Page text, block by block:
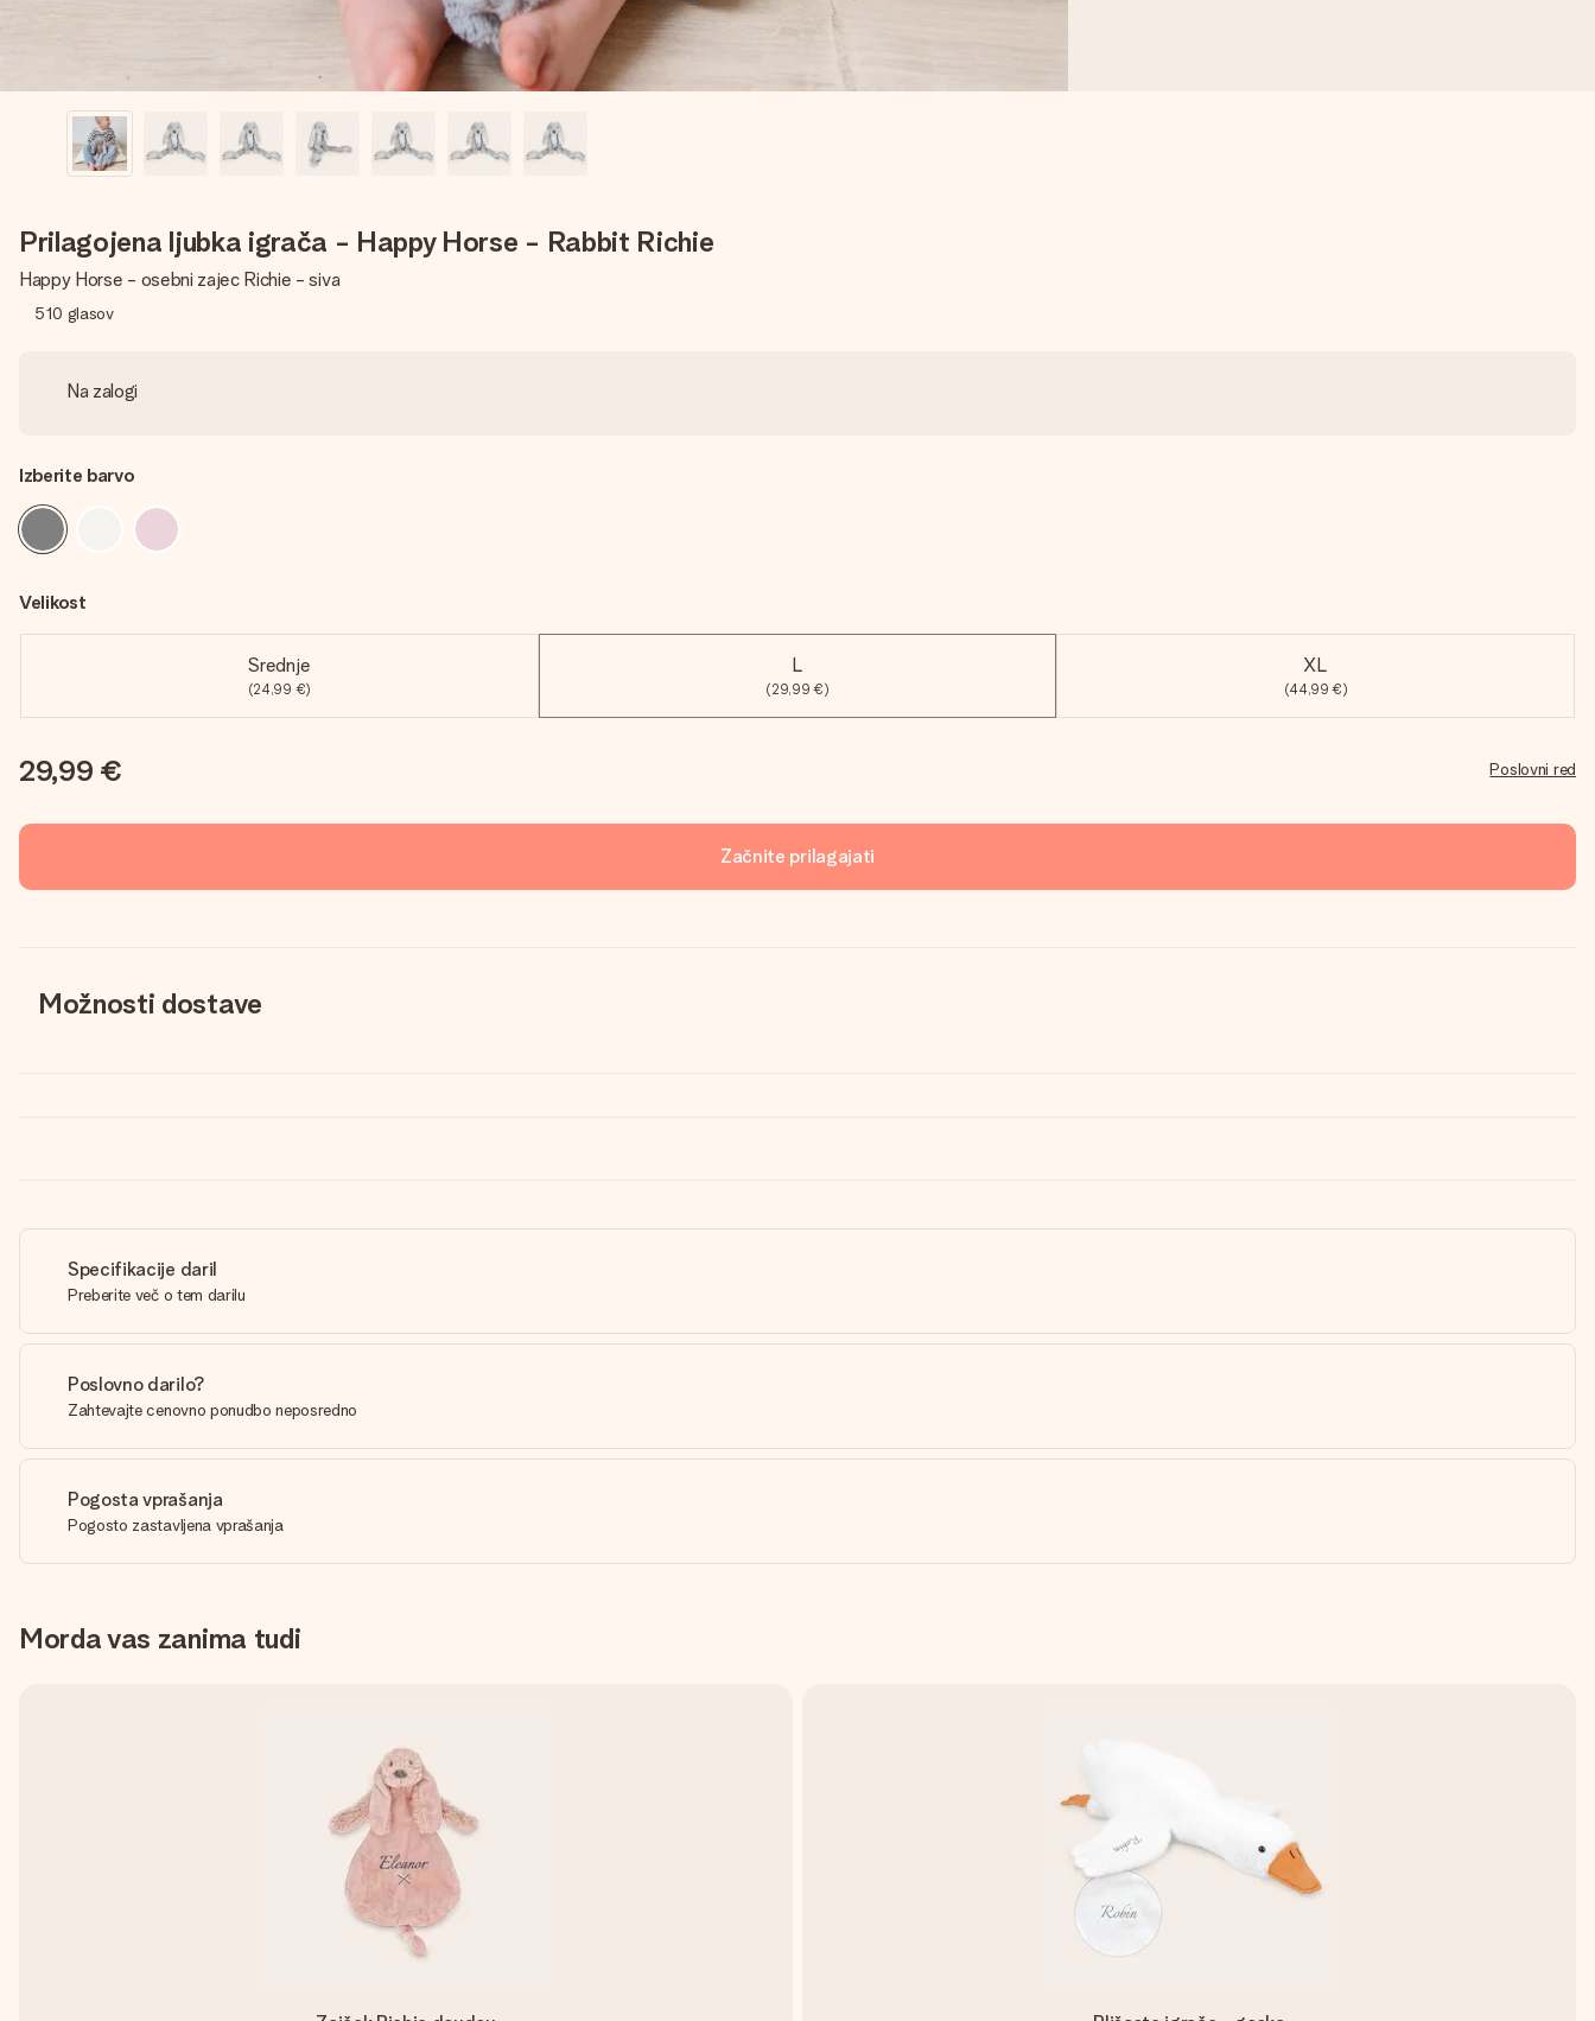
Prilagojena ljubka igrača - Happy Horse - Rabbit Richie
Happy Horse - osebni zajec Richie - siva
510 glasov
Na zalogi
Izberite barvo
Velikost
Srednje
(24,99 €)
L
(29,99 €)
XL
(44,99 €)
29,99 € Poslovni red
Začnite prilagajati
Možnosti dostave
Specifikacije daril
Preberite več o tem darilu
Poslovno darilo?
Zahtevajte cenovno ponudbo neposredno
Pogosta vprašanja
Pogosto zastavljena vprašanja
Morda vas zanima tudi